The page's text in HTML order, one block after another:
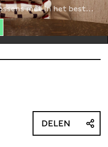
met In het beste
net iets anders dan je
in je hoofd. De taart
DELEN